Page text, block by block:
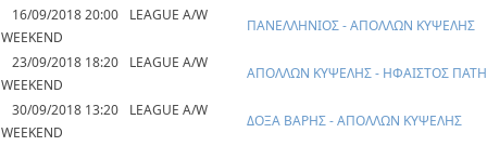
16/09/2018 20:00
LEAGUE A/W
WEEKEND
ΠΑΝΕΛΛΗΝΙΟΣ - ΑΠΟΛΛΩΝ ΚΥΨΕΛΗΣ
23/09/2018 18:20
LEAGUE A/W
WEEKEND
ΑΠΟΛΛΩΝ ΚΥΨΕΛΗΣ - ΗΦΑΙΣΤΟΣ
30/09/2018 13:20
LEAGUE A/W
WEEKEND
ΔΟΞΑ ΒΑΡΗΣ - ΑΠΟΛΛΩΝ ΚΥΨΕΛΗΣ